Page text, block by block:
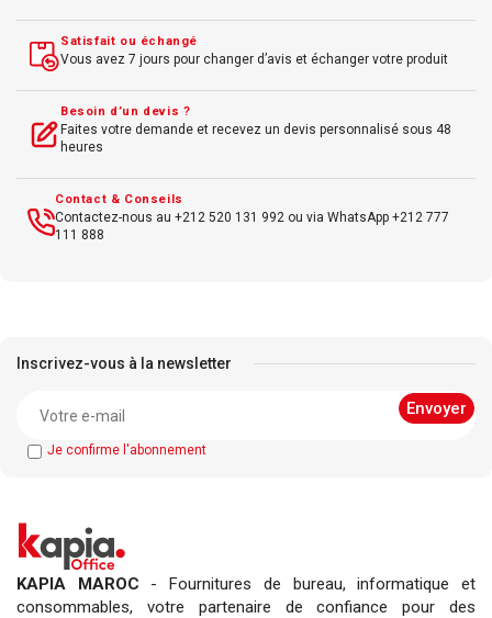
Design sobre
Satisfait ou échangé
Vous avez 7 jours pour changer d’avis et échanger votre produit
Besoin d’un devis ?
Faites votre demande et recevez un devis personnalisé sous 48
heures
Contact & Conseils
Contactez-nous au +212 520 131 992 ou via WhatsApp +212 777
111 888
Inscrivez-vous à la newsletter
Je confirme l'abonnement
KAPIA MAROC - Fournitures de bureau, informatique et
consommables, votre partenaire de confiance pour des